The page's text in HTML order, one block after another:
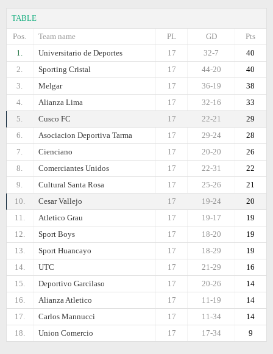
TABLE
Pos.
Team name Pts
GD
PL
1.
Universitario de Deportes 40
32-7
17
2.
Sporting Cristal 40
44-20
17
3.
Melgar 38
36-19
17
4.
Alianza Lima 33
32-16
17
5.
Cusco FC 29
22-21
17
6.
Asociacion Deportiva Tarma 28
29-24
17
7.
Cienciano 26
20-20
17
8.
Comerciantes Unidos 22
22-31
17
9.
Cultural Santa Rosa 21
25-26
17
10.
Cesar Vallejo 20
19-24
17
11.
Atletico Grau 19
19-17
17
12.
Sport Boys 19
18-20
17
13.
Sport Huancayo 19
18-29
17
14.
UTC 16
21-29
17
15.
Deportivo Garcilaso 14
20-26
17
16.
Alianza Atletico 14
11-19
17
17.
Carlos Mannucci 14
11-34
17
18.
Union Comercio 9
17-34
17